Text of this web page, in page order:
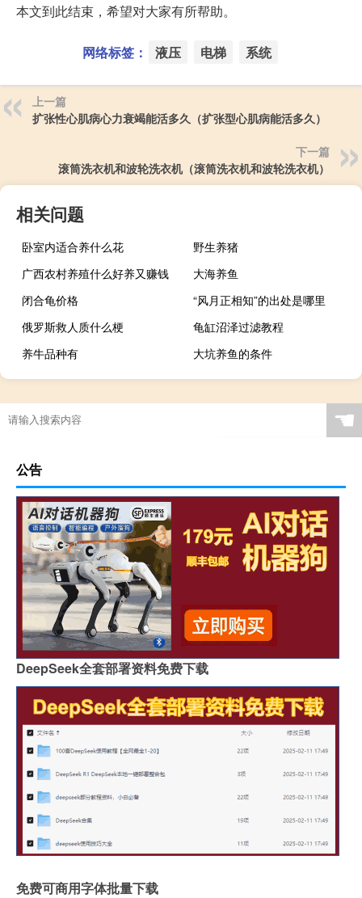
本文到此结束，希望对大家有所帮助。
网络标签： 液压 电梯 系统
上一篇
扩张性心肌病心力衰竭能活多久（扩张型心肌病能活多久）
下一篇
滚筒洗衣机和波轮洗衣机（滚筒洗衣机和波轮洗衣机）
相关问题
卧室内适合养什么花
野生养猪
广西农村养殖什么好养又赚钱
大海养鱼
闭合龟价格
“风月正相知”的出处是哪里
俄罗斯救人质什么梗
龟缸沼泽过滤教程
养牛品种有
大坑养鱼的条件
☚
公告
DeepSeek全套部署资料免费下载
免费可商用字体批量下载